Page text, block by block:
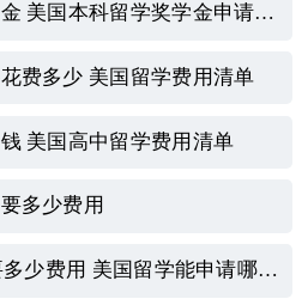
如何申请美国的奖学金 美国本科留学奖学金申请指南
费多少 美国留学费用清单
美国高中留学费用清单
多少费用
2020年美国留学需要多少费用 美国留学能申请哪些奖学金